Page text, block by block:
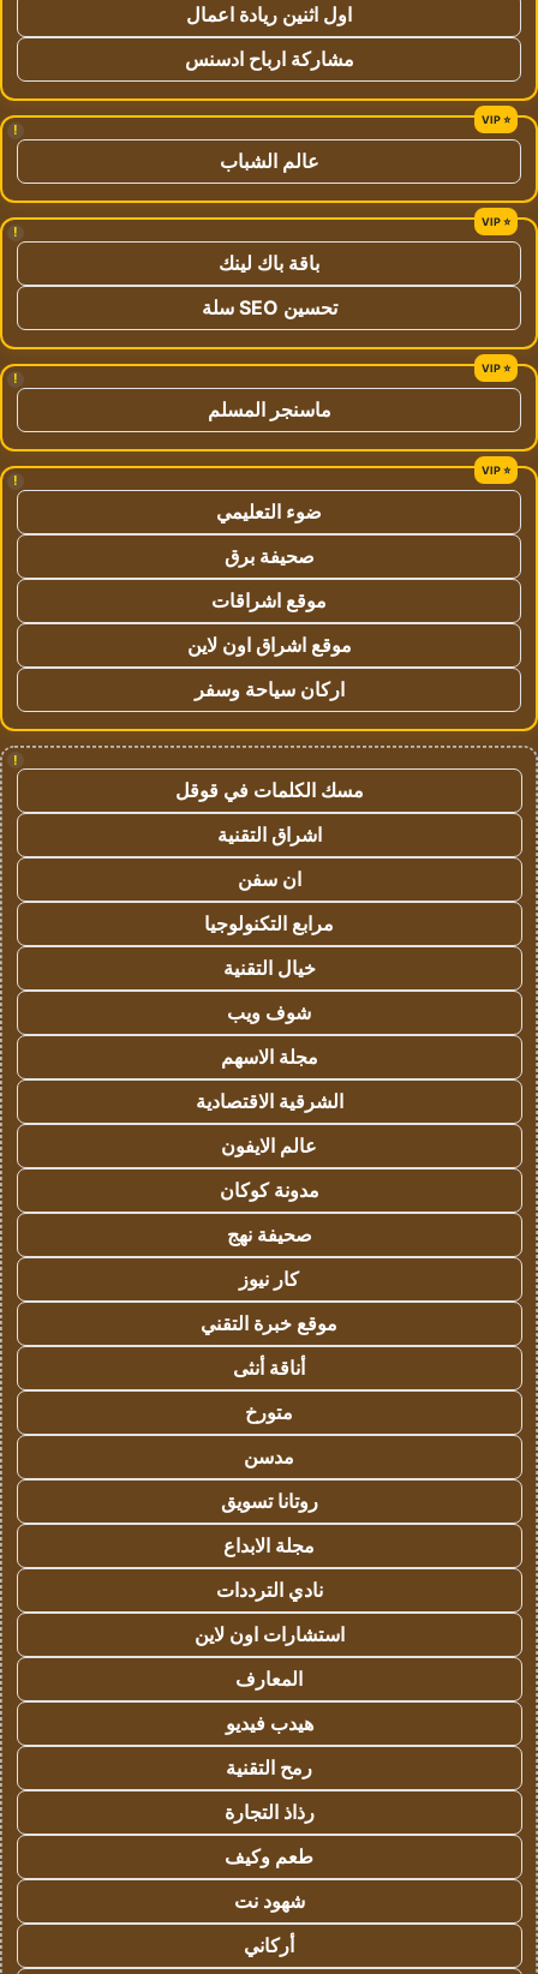
اول اثنين ريادة اعمال
مشاركة ارباح ادسنس
!
عالم الشباب
!
باقة باك لينك
تحسين SEO سلة
!
ماسنجر المسلم
!
ضوء التعليمي
صحيفة برق
موقع اشراقات
موقع اشراق اون لاين
اركان سياحة وسفر
!
مسك الكلمات في قوقل
اشراق التقنية
ان سفن
مرابع التكنولوجيا
خيال التقنية
شوف ويب
مجلة الاسهم
الشرقية الاقتصادية
عالم الايفون
مدونة كوكان
صحيفة نهج
كار نيوز
موقع خبرة التقني
أناقة أنثى
متورخ
مدسن
روتانا تسويق
مجلة الابداع
نادي الترددات
استشارات اون لاين
المعارف
هيدب فيديو
رمح التقنية
رذاذ التجارة
طعم وكيف
شهود نت
أركاني